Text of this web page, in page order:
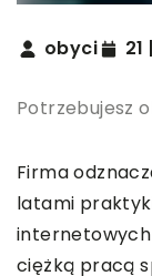
obyci
Potrzebujesz
Firma
latami
internetowych
ciężką pracą